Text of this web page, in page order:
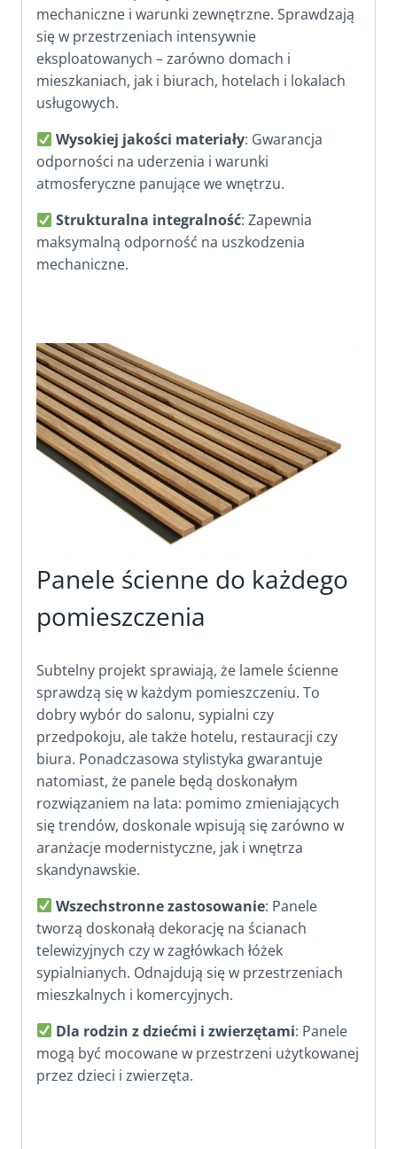
mechaniczne i warunki zewnętrzne. Sprawdzają
się w przestrzeniach intensywnie
eksploatowanych – zarówno domach i
mieszkaniach, jak i biurach, hotelach i lokalach
usługowych.
Wysokiej jakości materiały: Gwarancja
odporności na uderzenia i warunki
atmosferyczne panujące we wnętrzu.
Strukturalna integralność: Zapewnia
maksymalną odporność na uszkodzenia
mechaniczne.
Panele ścienne do każdego
pomieszczenia
Subtelny projekt sprawiają, że lamele ścienne
sprawdzą się w każdym pomieszczeniu. To
dobry wybór do salonu, sypialni czy
przedpokoju, ale także hotelu, restauracji czy
biura. Ponadczasowa stylistyka gwarantuje
natomiast, że panele będą doskonałym
rozwiązaniem na lata: pomimo zmieniających
się trendów, doskonale wpisują się zarówno w
aranżacje modernistyczne, jak i wnętrza
skandynawskie.
Wszechstronne zastosowanie: Panele
tworzą doskonałą dekorację na ścianach
telewizyjnych czy w zagłówkach łóżek
sypialnianych. Odnajdują się w przestrzeniach
mieszkalnych i komercyjnych.
Dla rodzin z dziećmi i zwierzętami: Panele
mogą być mocowane w przestrzeni użytkowanej
przez dzieci i zwierzęta.